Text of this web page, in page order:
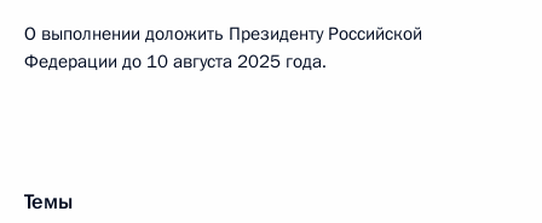
О выполнении доложить Президенту Российской
Федерации до 10 августа 2025 года.
Темы